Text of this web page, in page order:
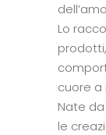
Lo
cuore a
Nate
le